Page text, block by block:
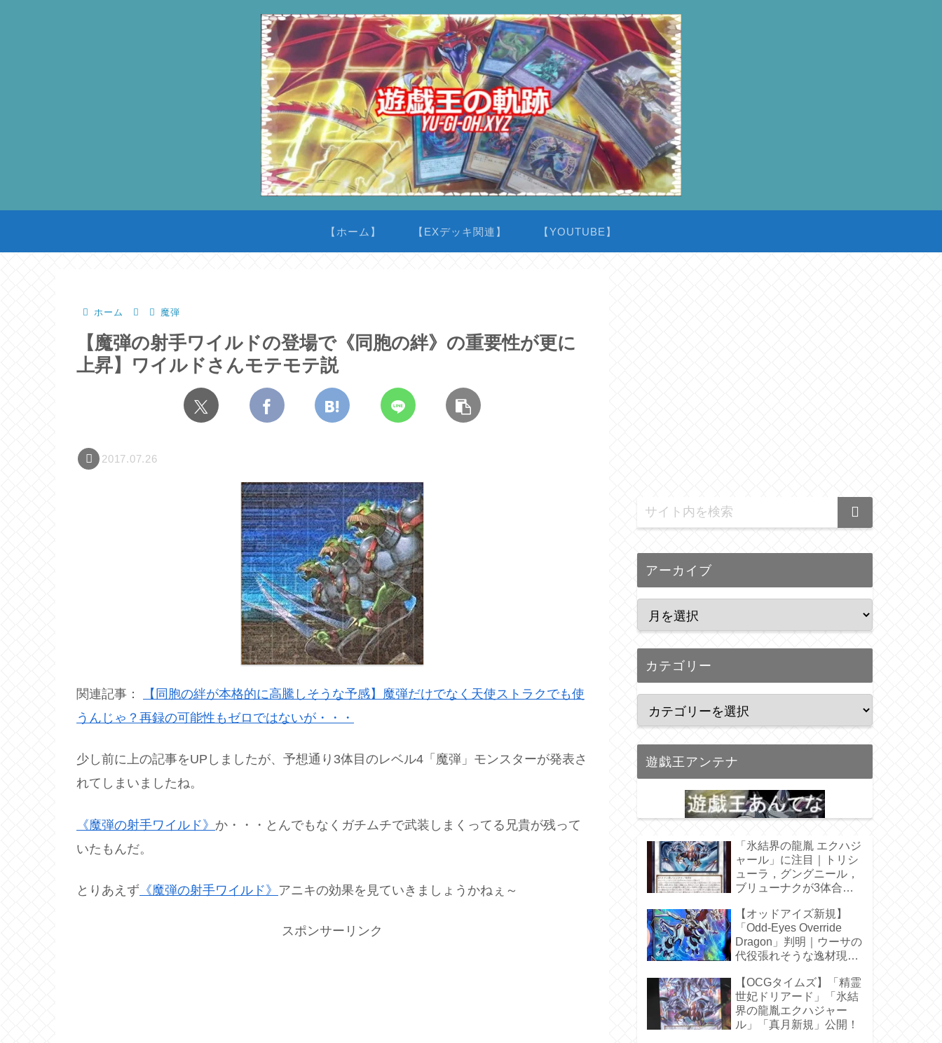
【ホーム】 【EXデッキ関連】 【YOUTUBE】
ホーム 魔弾
【魔弾の射手ワイルドの登場で《同胞の絆》の重要性が更に
上昇】ワイルドさんモテモテ説
2017.07.26
関連記事：
【同胞の絆が本格的に高騰しそうな予感】魔弾だけでなく天使ストラクでも使
うんじゃ？再録の可能性もゼロではないが・・・
少し前に上の記事をUPしましたが、予想通り3体目のレベル4「魔弾」モンスターが発表さ
れてしまいましたね。
《魔弾の射手ワイルド》 か・・・とんでもなくガチムチで武装しまくってる兄貴が残って
いたもんだ。
とりあえず 《魔弾の射手ワイルド》 アニキの効果を見ていきましょうかねぇ～
スポンサーリンク
アーカイブ
カテゴリー
遊戯王アンテナ
「氷結界の龍胤 エクハジ
ャール」に注目｜トリシ
ューラ，グングニール，
ブリューナクが3体合
【オッドアイズ新規】
「Odd-Eyes Override
Dragon」判明｜ウーサの
代役張れそうな逸材現
【OCGタイムズ】「精霊
世妃ドリアード」「氷結
界の龍胤エクハジャー
ル」「真月新規」公開！